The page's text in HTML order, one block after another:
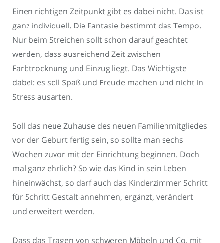
Einen richtigen Zeitpunkt gibt es dabei nicht. Das ist
ganz individuell. Die Fantasie bestimmt das Tempo.
Nur beim Streichen sollt schon darauf geachtet
werden, dass ausreichend Zeit zwischen
Farbtrocknung und Einzug liegt. Das Wichtigste
dabei: es soll Spaß und Freude machen und nicht in
Stress ausarten.
Soll das neue Zuhause des neuen Familienmitgliedes
vor der Geburt fertig sein, so sollte man sechs
Wochen zuvor mit der Einrichtung beginnen. Doch
mal ganz ehrlich? So wie das Kind in sein Leben
hineinwächst, so darf auch das Kinderzimmer Schritt
für Schritt Gestalt annehmen, ergänzt, verändert
und erweitert werden.
Dass das Tragen von schweren Möbeln und Co. mit